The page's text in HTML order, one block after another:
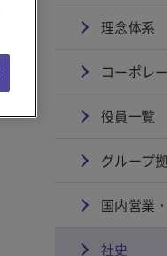
理念体系
コーポレ
役員一覧
グループ
国内営業
社史